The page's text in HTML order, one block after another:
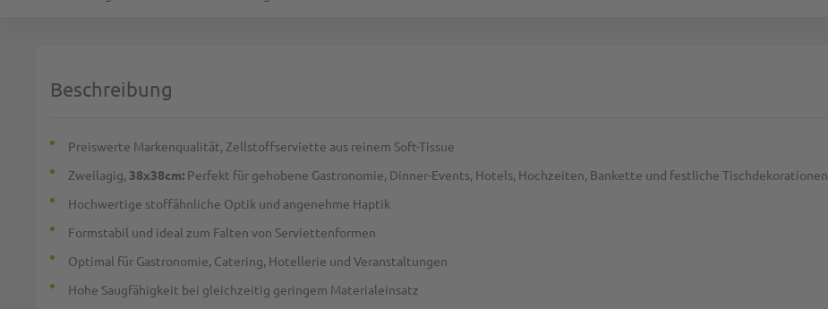
Beschreibung
Preiswerte Markenqualität, Zellstoffserviette aus reinem Soft-Tissue
Zweilagig, 38x38cm: Perfekt für gehobene Gastronomie, Dinner-Events, Hotels, Hochzeiten, Bankette und festliche Tischdekorationen
Hochwertige stoffähnliche Optik und angenehme Haptik
Formstabil und ideal zum Falten von Serviettenformen
Optimal für Gastronomie, Catering, Hotellerie und Veranstaltungen
Hohe Saugfähigkeit bei gleichzeitig geringem Materialeinsatz